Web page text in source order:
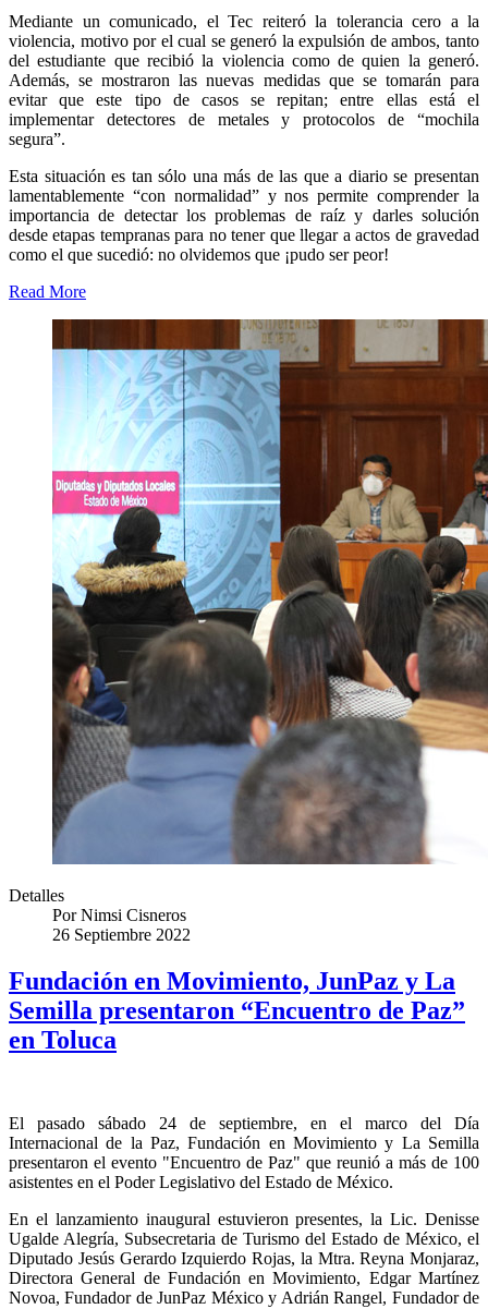
Mediante un comunicado, el Tec reiteró la tolerancia cero a la
violencia, motivo por el cual se generó la expulsión de ambos, tanto
del estudiante que recibió la violencia como de quien la generó.
Además, se mostraron las nuevas medidas que se tomarán para
evitar que este tipo de casos se repitan; entre ellas está el
implementar detectores de metales y protocolos de “mochila
segura”.
Esta situación es tan sólo una más de las que a diario se presentan
lamentablemente “con normalidad” y nos permite comprender la
importancia de detectar los problemas de raíz y darles solución
desde etapas tempranas para no tener que llegar a actos de gravedad
como el que sucedió: no olvidemos que ¡pudo ser peor!
Read More
Detalles
PorNimsi Cisneros
26 Septiembre 2022
Fundación en Movimiento, JunPaz y La
Semilla presentaron “Encuentro de Paz”
en Toluca
El pasado sábado 24 de septiembre, en el marco del Día
Internacional de la Paz, Fundación en Movimiento y La Semilla
presentaron el evento "Encuentro de Paz" que reunió a más de 100
asistentes en el Poder Legislativo del Estado de México.
En el lanzamiento inaugural estuvieron presentes, la Lic. Denisse
Ugalde Alegría, Subsecretaria de Turismo del Estado de México, el
Diputado Jesús Gerardo Izquierdo Rojas, la Mtra. Reyna Monjaraz,
Directora General de Fundación en Movimiento, Edgar Martínez
Novoa, Fundador de JunPaz México y Adrián Rangel, Fundador de